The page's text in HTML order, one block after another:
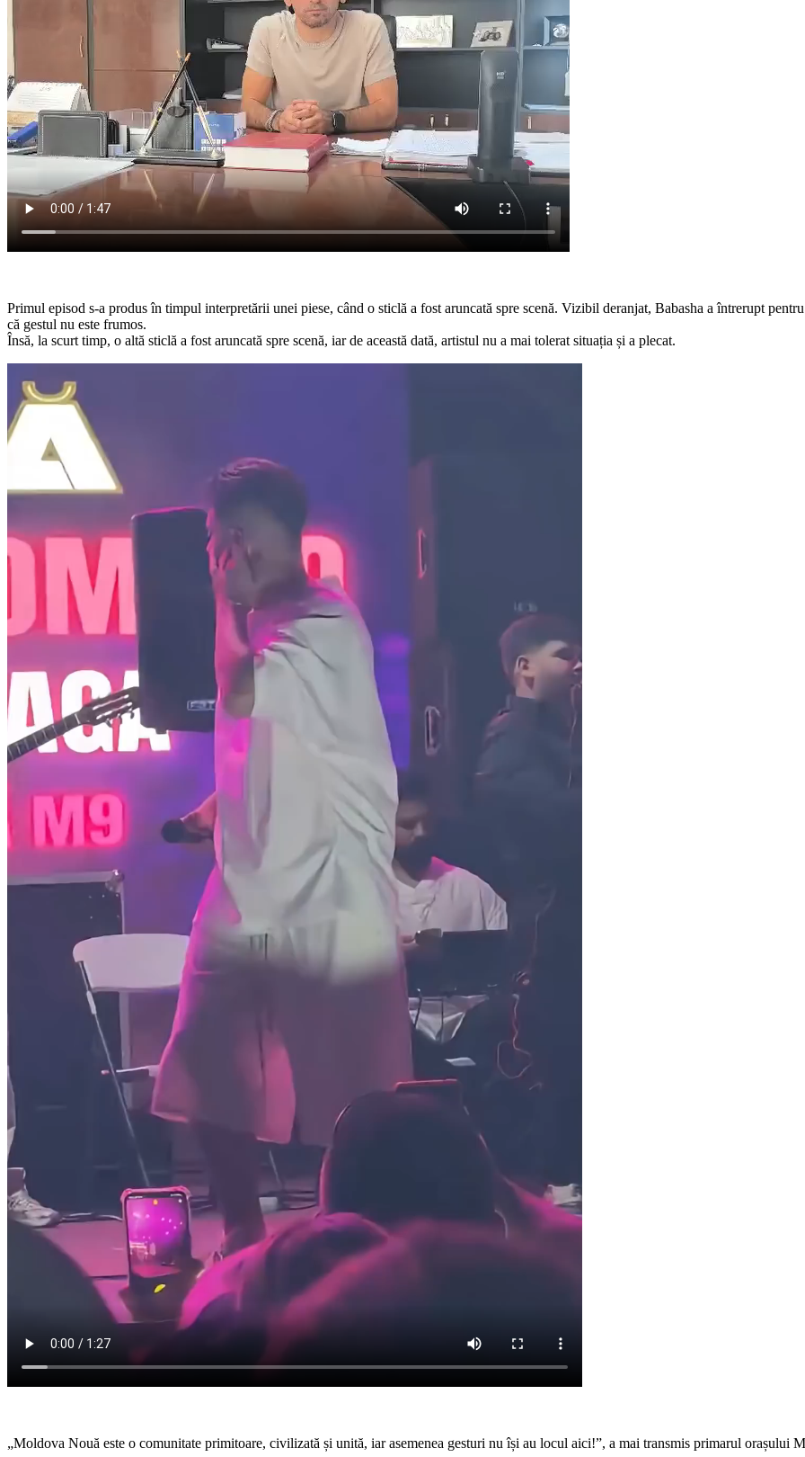
Primul episod s-a produs în timpul interpretării unei piese, când o sticlă a fost aruncată spre scenă. Vizibil deranjat, Babasha a întrerupt
că gestul nu este frumos.
Însă, la scurt timp, o altă sticlă a fost aruncată spre scenă, iar de această dată, artistul nu a mai tolerat situația și a plecat.
„Moldova Nouă este o comunitate primitoare, civilizată și unită, iar asemenea gesturi nu își au locul aici!”, a mai transmis primarul orașului